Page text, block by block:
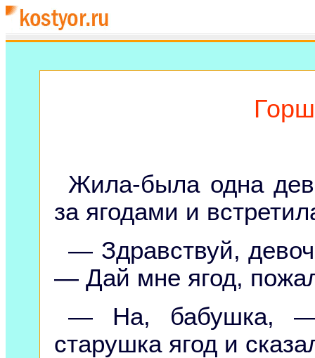
Жила-была одна
за ягодами и
— Здравствуй,
— Дай мне ягод,
— На, бабушка, —
старушка ягод и